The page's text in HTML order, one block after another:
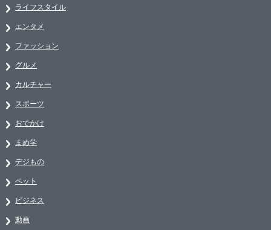
ライフスタイル
エンタメ
ファッション
グルメ
カルチャー
スポーツ
おでかけ
まめ学
デジもの
ペット
ビジネス
動画